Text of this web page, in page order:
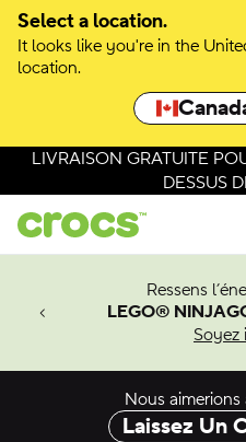
Select a location.
It looks like you're in the
location.
Passer à la sélection de
Passer aux détails du produit
LIVRAISON GRATUITE
DESSUS
Ressens
LEGO®
Soyez
Man.
Nous
Laissez Un